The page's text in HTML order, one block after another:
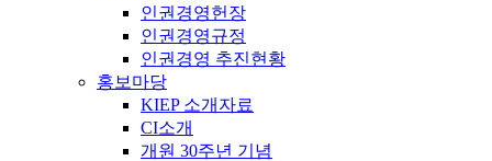
인권경영헌장
인권경영규정
인권경영 추진현황
홍보마당
KIEP 소개자료
CI소개
개원 30주년 기념